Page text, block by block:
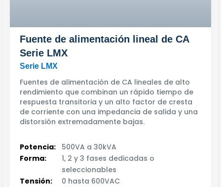
Fuente de alimentación lineal de CA
Serie LMX
Serie LMX
Fuentes de alimentación de CA lineales de alto
rendimiento que combinan un rápido tiempo de
respuesta transitoria y un alto factor de cresta
de corriente con una impedancia de salida y una
distorsión extremadamente bajas.
Potencia:
500VA a 30kVA
Forma:
1, 2 y 3 fases dedicadas o
seleccionables
Tensión:
0 hasta 600VAC